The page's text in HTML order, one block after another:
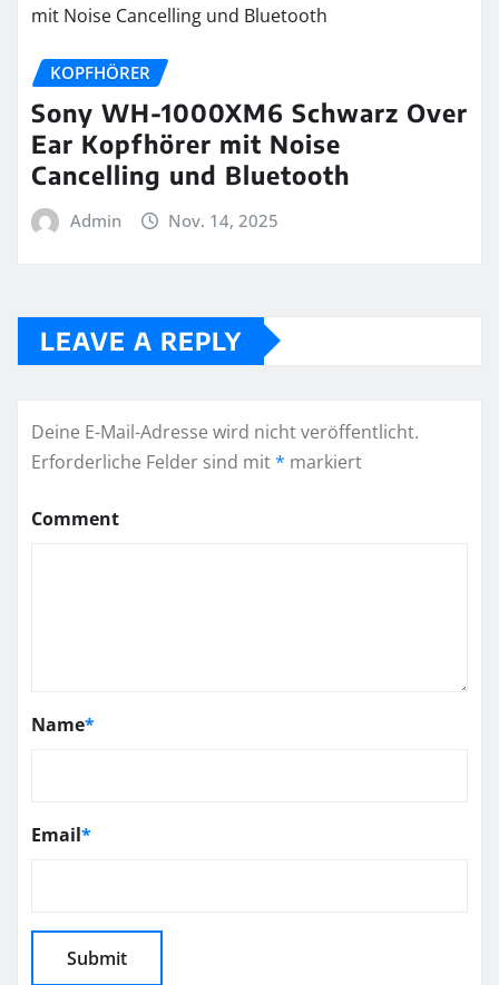
KOPFHÖRER
Sony WH-1000XM6 Schwarz Over
Ear Kopfhörer mit Noise
Cancelling und Bluetooth
Admin Nov. 14, 2025
LEAVE A REPLY
Deine E-Mail-Adresse wird nicht veröffentlicht.
Erforderliche Felder sind mit* markiert
Comment
Name*
Email*